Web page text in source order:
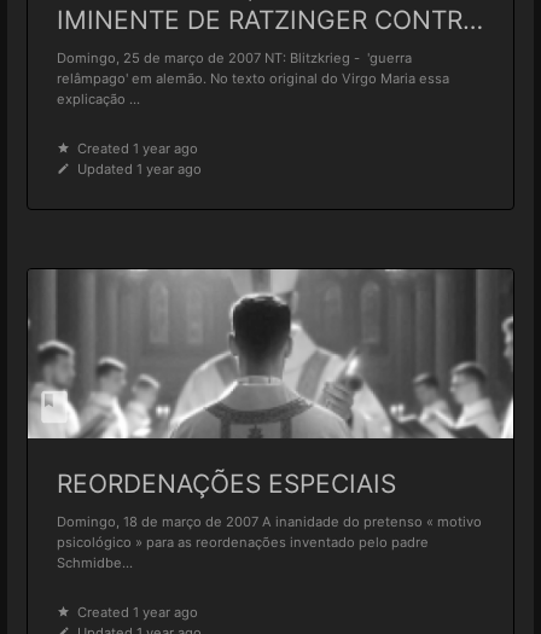
IMINENTE DE RATZINGER CONTRA
MONS. FELLAY?
Domingo, 25 de março de 2007 NT: Blitzkrieg - 'guerra
relâmpago' em alemão. No texto original do Virgo Maria essa
explicação ...
Created 1 year ago
Updated 1 year ago
REORDENAÇÕES ESPECIAIS
Domingo, 18 de março de 2007 A inanidade do pretenso « motivo
psicológico » para as reordenações inventado pelo padre
Schmidbe...
Created 1 year ago